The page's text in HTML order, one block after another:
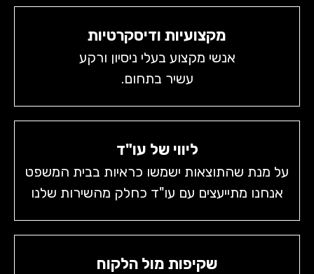
מקצועיות ודיסקרטיות
אנשי מקצוע בעלי ניסיון ורקע
עשיר בתחום.
ליווי של עו"ד
על מנת שהתוצאות ישמשו כראיות בבית המשפט
אנחנו מתייעצים עם עו"ד כחלק מהשירות שלנו
שקיפות מול הלקוח